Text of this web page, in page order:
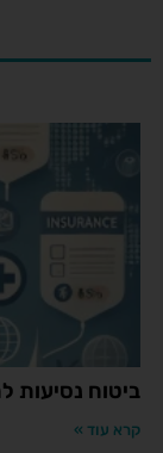
ביטוח נסיעות
קרא עוד »